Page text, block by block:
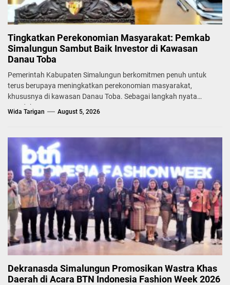
Tingkatkan Perekonomian Masyarakat: Pemkab
Simalungun Sambut Baik Investor di Kawasan
Danau Toba
Pemerintah Kabupaten Simalungun berkomitmen penuh untuk
terus berupaya meningkatkan perekonomian masyarakat,
khususnya di kawasan Danau Toba. Sebagai langkah nyata
mendukung...
Wida Tarigan August 5, 2026
Dekranasda Simalungun Promosikan Wastra Khas
Daerah di Acara BTN Indonesia Fashion Week 2026